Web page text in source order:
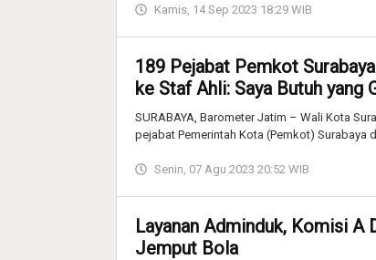
Kamis, 14 Sep 2023 18:29 WIB
189 Pejabat Pemkot
ke Staf Ahli: Saya Butuh yang
SURABAYA, Barometer Jatim – Wali Kota
pejabat Pemerintah Kota (Pemkot) Surabaya
Senin, 07 Agu 2023 20:52 WIB
Layanan Adminduk, Komisi A
Jemput Bola